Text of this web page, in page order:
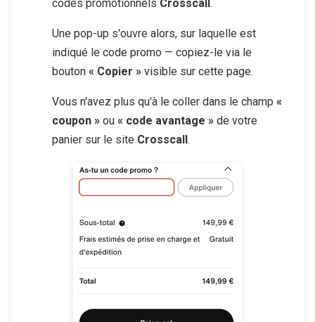
codes promotionnels Crosscall.
Une pop-up s'ouvre alors, sur laquelle est
indiqué le code promo — copiez-le via le
bouton « Copier » visible sur cette page.
Vous n'avez plus qu'à le coller dans le champ «
coupon » ou « code avantage » de votre
panier sur le site Crosscall.